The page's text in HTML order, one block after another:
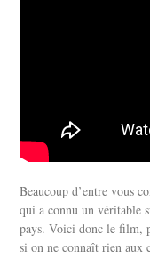
Beaucoup d’entre vous
qui a connu un véritable
pays. Voici donc le film,
si on ne connaît rien aux